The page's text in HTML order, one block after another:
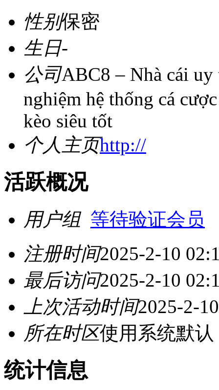
性别保密
生日-
公司ABC8 – Nhà cái
nghiệm hệ thống cá
kèo siêu tốt
个人主页http://
活跃概况
用户组 等待验证会员
注册时间2025-2-10
最后访问2025-2-10
上次活动时间2025-2-
所在时区使用系统默认
统计信息